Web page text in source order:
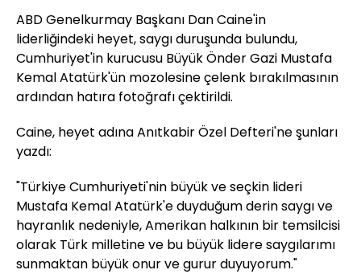
ABD Genelkurmay Başkanı Dan Caine'in
liderliğindeki heyet, saygı duruşunda bulundu,
Cumhuriyet'in kurucusu Büyük Önder Gazi Mustafa
Kemal Atatürk'ün mozolesine çelenk bırakılmasının
ardından hatıra fotoğrafı çektirildi.
Caine, heyet adına Anıtkabir Özel Defteri'ne şunları
yazdı:
"Türkiye Cumhuriyeti'nin büyük ve seçkin lideri
Mustafa Kemal Atatürk'e duyduğum derin saygı ve
hayranlık nedeniyle, Amerikan halkının bir temsilcisi
olarak Türk milletine ve bu büyük lidere saygılarımı
sunmaktan büyük onur ve gurur duyuyorum."